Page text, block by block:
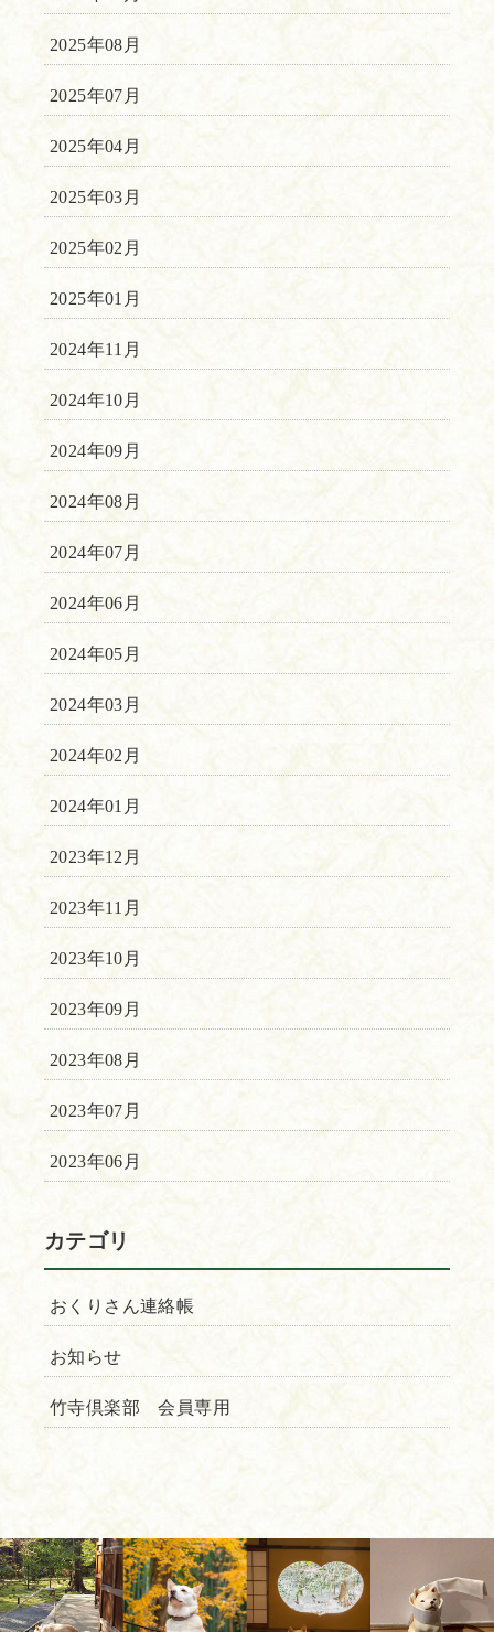
2025年08月
2025年07月
2025年04月
2025年03月
2025年02月
2025年01月
2024年11月
2024年10月
2024年09月
2024年08月
2024年07月
2024年06月
2024年05月
2024年03月
2024年02月
2024年01月
2023年12月
2023年11月
2023年10月
2023年09月
2023年08月
2023年07月
2023年06月
カテゴリ
おくりさん連絡帳
お知らせ
竹寺倶楽部 会員専用